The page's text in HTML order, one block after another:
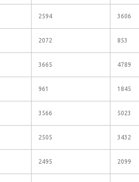
2594 3606
2072 853
3665 4789
961 1845
3566 5023
2505 3432
2495 2099